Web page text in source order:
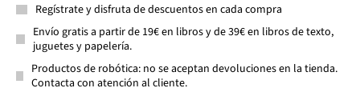
Regístrate y disfruta de descuentos en cada compra
Envío gratis a partir de 19€ en libros y de 39€ en libros de texto,
juguetes y papelería.
Productos de robótica: no se aceptan devoluciones en la tienda.
Contacta con atención al cliente.